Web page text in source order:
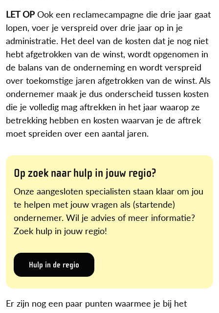
LET OP Ook een reclamecampagne die drie jaar gaat
lopen, voer je verspreid over drie jaar op in je
administratie. Het deel van de kosten dat je nog niet
hebt afgetrokken van de winst, wordt opgenomen in
de balans van de onderneming en wordt verspreid
over toekomstige jaren afgetrokken van de winst. Als
ondernemer maak je dus onderscheid tussen kosten
die je volledig mag aftrekken in het jaar waarop ze
betrekking hebben en kosten waarvan je de aftrek
moet spreiden over een aantal jaren.
Op zoek naar hulp in jouw regio?
Onze aangesloten specialisten staan klaar om jou
te helpen met jouw vragen als (startende)
ondernemer. Wil je advies of meer informatie?
Zoek hulp in jouw regio!
Hulp in de regio
Er zijn nog een paar punten waarmee je bij het